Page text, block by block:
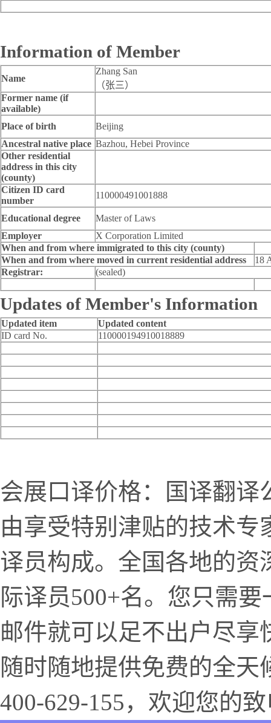
Information of Member
Name
Zhang San
（张三）
Former name (if
available)
Place of birth
Beijing
Ancestral native place Bazhou, Hebei Province
Other residential
address in this city
(county)
Citizen ID card
number
110000491001888
Educational degree
Master of Laws
Employer
X Corporation Limited
When and from where immigrated to this city (county)
When and from where moved in current residential address
18
Registrar:
(sealed)
Updates of Member's Information
Updated item
Updated content
ID card No.
110000194910018889
会展口译价格：国译翻
由享受特别津贴的技术
译员构成。全国各地的资
际译员500+名。您只需
邮件就可以足不出户尽
随时随地提供免费的全
400-629-155，欢迎您的